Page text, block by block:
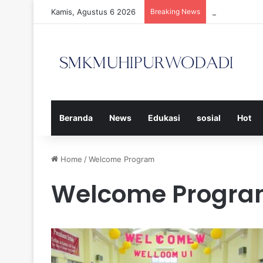
Kamis, Agustus 6 2026 Breaking News
Beranda News Edukasi sosial Hot
Home /Welcome Program
Welcome